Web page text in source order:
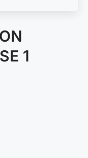
1